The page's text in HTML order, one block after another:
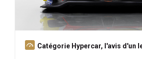
A
Catégorie Hypercar, l'avis d'un